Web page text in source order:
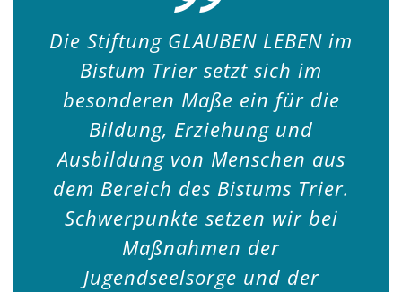
Die Stiftung GLAUBEN LEBEN im
Bistum Trier setzt sich im
besonderen Maße ein für die
Bildung, Erziehung und
Ausbildung von Menschen aus
dem Bereich des Bistums Trier.
Schwerpunkte setzen wir bei
Maßnahmen der
Jugendseelsorge und der